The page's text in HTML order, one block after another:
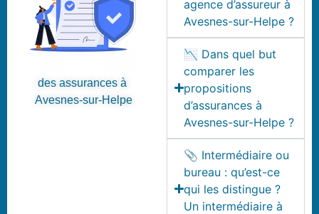
des assurances à
Avesnes-sur-Helpe
agence d’assureur à
Avesnes-sur-Helpe ?
📉 Dans quel but
comparer les
propositions
d’assurances à
Avesnes-sur-Helpe ?
📎 Intermédiaire ou
bureau : qu’est-ce
qui les distingue ?
Un intermédiaire à